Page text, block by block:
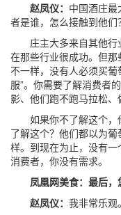
赵凤仪： 中国酒庄
者是谁，怎么接触到他们
庄主大多来自其他行
在那些行业很成功。但
不一样，没有人必须买
服”。你需要了解消费者
影、他们跑不跑马拉松、
如果你不了解这个，
了解这个？他们都以为
样。到现在为止，没有
消费者，你没有需求。
凤凰网美食：最后，
赵凤仪： 我非常乐观